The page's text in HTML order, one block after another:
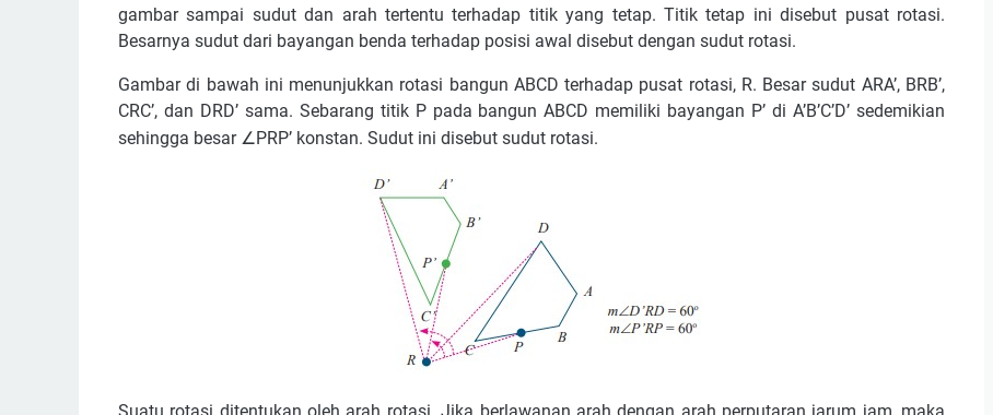
gambar sampai sudut dan arah tertentu terhadap titik yang tetap. Titik tetap ini disebut pusat rotasi.
Besarnya sudut dari bayangan benda terhadap posisi awal disebut dengan sudut rotasi.
Gambar di bawah ini menunjukkan rotasi bangun ABCD terhadap pusat rotasi, R. Besar sudut ARA’, BRB’,
CRC’, dan DRD’ sama. Sebarang titik P pada bangun ABCD memiliki bayangan P’ di A’B’C’D’ sedemikian
sehingga besar ∠PRP’ konstan. Sudut ini disebut sudut rotasi.